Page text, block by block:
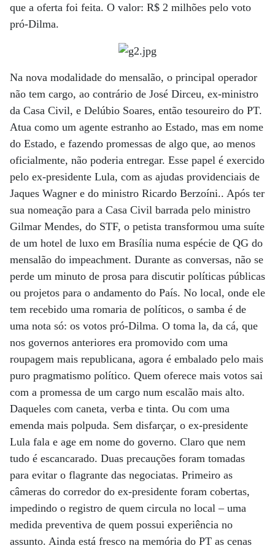
que a oferta foi feita. O valor: R$ 2 milhões pelo voto
pró-Dilma.
Na nova modalidade do mensalão, o principal operador
não tem cargo, ao contrário de José Dirceu, ex-ministro
da Casa Civil, e Delúbio Soares, então tesoureiro do PT.
Atua como um agente estranho ao Estado, mas em nome
do Estado, e fazendo promessas de algo que, ao menos
oficialmente, não poderia entregar. Esse papel é exercido
pelo ex-presidente Lula, com as ajudas providenciais de
Jaques Wagner e do ministro Ricardo Berzoíni.. Após ter
sua nomeação para a Casa Civil barrada pelo ministro
Gilmar Mendes, do STF, o petista transformou uma suíte
de um hotel de luxo em Brasília numa espécie de QG do
mensalão do impeachment. Durante as conversas, não se
perde um minuto de prosa para discutir políticas públicas
ou projetos para o andamento do País. No local, onde ele
tem recebido uma romaria de políticos, o samba é de
uma nota só: os votos pró-Dilma. O toma la, da cá, que
nos governos anteriores era promovido com uma
roupagem mais republicana, agora é embalado pelo mais
puro pragmatismo político. Quem oferece mais votos sai
com a promessa de um cargo num escalão mais alto.
Daqueles com caneta, verba e tinta. Ou com uma
emenda mais polpuda. Sem disfarçar, o ex-presidente
Lula fala e age em nome do governo. Claro que nem
tudo é escancarado. Duas precauções foram tomadas
para evitar o flagrante das negociatas. Primeiro as
câmeras do corredor do ex-presidente foram cobertas,
impedindo o registro de quem circula no local – uma
medida preventiva de quem possui experiência no
assunto. Ainda está fresco na memória do PT as cenas